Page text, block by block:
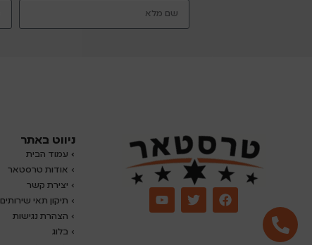
ניווט באתר
› עמוד הבית
› אודות טרסטאר
› יצירת קשר
› תיקון תאי שירותים
› הצהרת נגישות
› בלוג